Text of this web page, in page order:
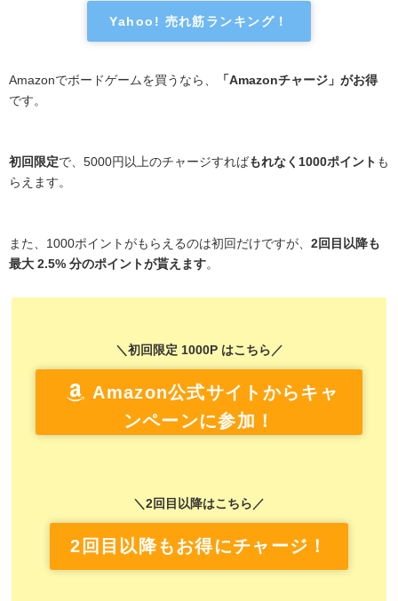
Yahoo! 売れ筋ランキング！
Amazonでボードゲームを買うなら、
「Amazonチャージ」がお得
です。
初回限定で、5000円以上のチャージすればもれなく1000ポイント も
らえます。
また、1000ポイントがもらえるのは初回だけですが、 2回目以降も
最大 2.5% 分のポイントが貰えます。
＼初回限定 1000P はこちら／
Amazon公式サイトからキャ
ンペーンに参加！
＼2回目以降はこちら／
2回目以降もお得にチャージ！